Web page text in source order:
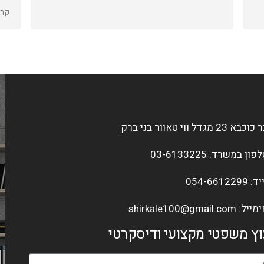
23 מגדל ווי טאוור בני ברק
במשרד: 03-6133225
6612299
shirkale100@gmail.com
משפטי מקצועי ודיסקרטי